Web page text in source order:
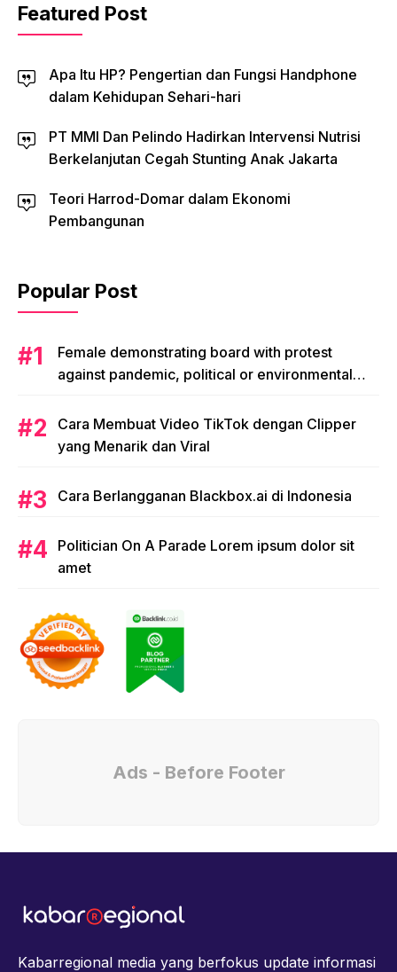
Featured Post
Apa Itu HP? Pengertian dan Fungsi Handphone
dalam Kehidupan Sehari-hari
PT MMI Dan Pelindo Hadirkan Intervensi Nutrisi
Berkelanjutan Cegah Stunting Anak Jakarta
Teori Harrod-Domar dalam Ekonomi
Pembangunan
Popular Post
Female demonstrating board with protest
against pandemic, political or environmental
Cara Membuat Video TikTok dengan Clipper
yang Menarik dan Viral
Cara Berlangganan Blackbox.ai di Indonesia
Politician On A Parade Lorem ipsum dolor sit
amet
Ads - Before Footer
Kabarregional media yang berfokus update informasi